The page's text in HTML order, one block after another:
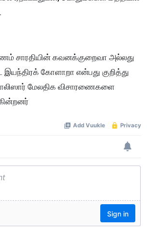
சாரதியின் கவனக்குறைவா அல்லது
கோளாறா என்பது குறித்து
மேலதிக விசாரணைகளை